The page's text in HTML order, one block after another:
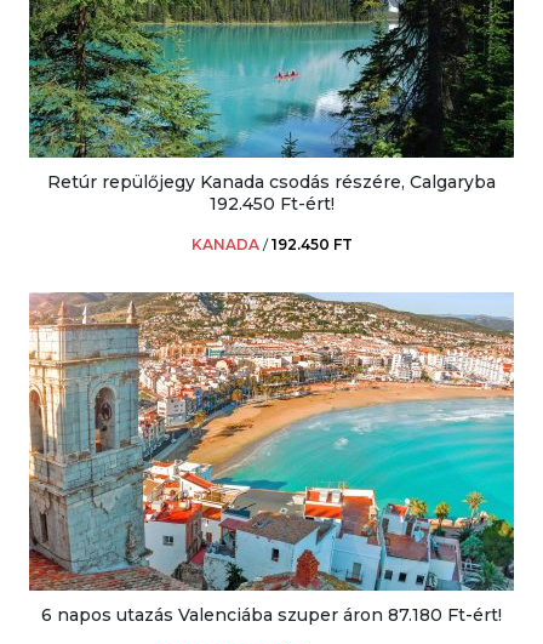
Retúr repülőjegy Kanada csodás részére, Calgaryba
192.450 Ft-ért!
KANADA /192.450 FT
6 napos utazás Valenciába szuper áron 87.180 Ft-ért!